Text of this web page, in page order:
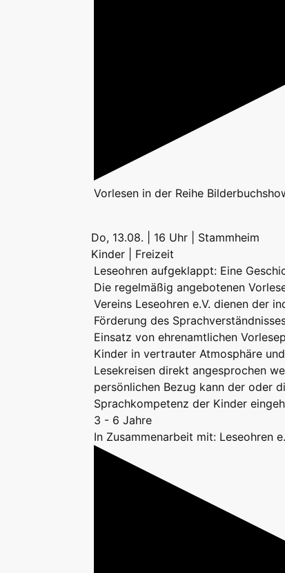
Vorlesenin der Reihe
Do, 13.08. | 16 Uhr | Stammheim
Kinder | Freizeit
Leseohren aufgeklappt: Eine
Die regelmäßig angebotenen
Vereins Leseohren e.V. dienen der
Förderung des
Einsatz von ehrenamtlichen
Kinder in vertrauter Atmosphäre
Lesekreisen direkt angesprochen
persönlichen Bezug kann der oder
Sprachkompetenz der Kinder
3 - 6 Jahre
In Zusammenarbeit mit: Leseohren